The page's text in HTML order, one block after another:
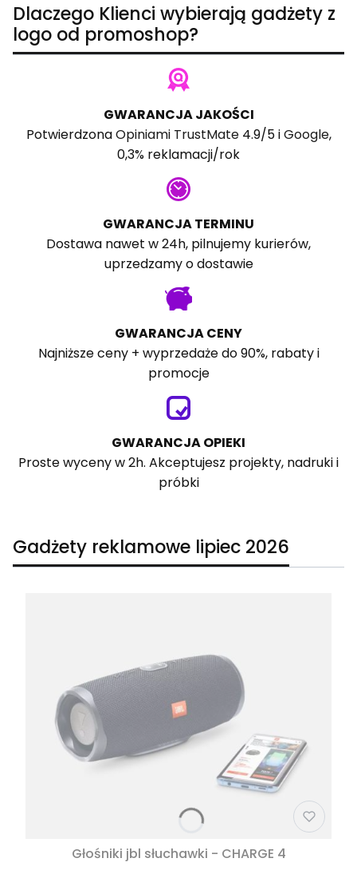
Dlaczego Klienci wybierają gadżety z
logo od promoshop?
GWARANCJA JAKOŚCI
PotwierdzonaOpiniami TrustMate4.9/5 iGoogle,
0,3% reklamacji/rok
GWARANCJA TERMINU
Dostawa nawet w 24h, pilnujemy kurierów,
uprzedzamy o dostawie
GWARANCJA CENY
Najniższe ceny + wyprzedaże do 90%, rabaty i
promocje
GWARANCJA OPIEKI
Proste wyceny w 2h. Akceptujesz projekty, nadruki i
próbki
Gadżety reklamowe lipiec 2026
Głośniki jbl słuchawki - CHARGE 4